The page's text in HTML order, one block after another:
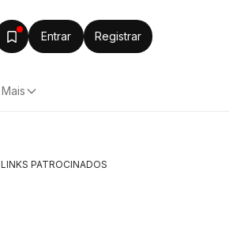
Entrar Registrar
Mais
LINKS PATROCINADOS